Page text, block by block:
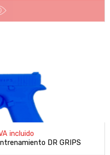
incluido
DR GRIPS